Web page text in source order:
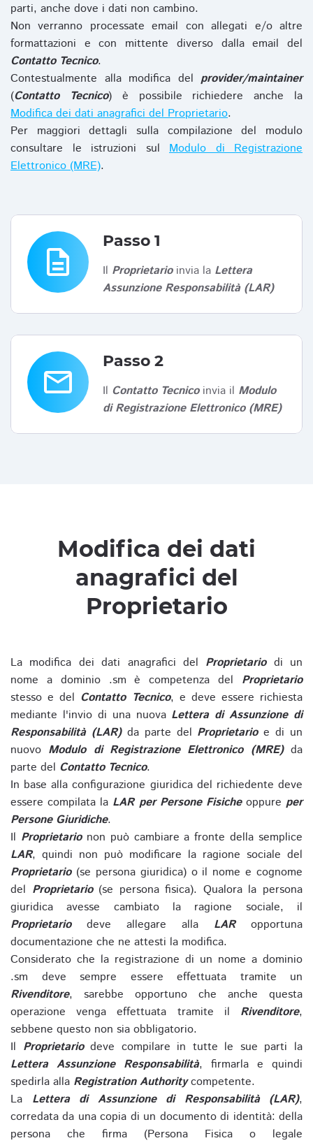
parti, anche dove i dati non cambino.
Non verranno processate email con allegati e/o altre
formattazioni e con mittente diverso dalla email del
Contatto Tecnico.
Contestualmente alla modifica del provider/maintainer
(Contatto Tecnico) è possibile richiedere anche la
Modifica dei dati anagrafici del Proprietario.
Per maggiori dettagli sulla compilazione del modulo
consultare le istruzioni sul Modulo di Registrazione
Elettronico (MRE).
description
Passo 1
Il Proprietarioinvia la Lettera
Assunzione Responsabilità (LAR)
email
Passo 2
Il Contatto Tecnicoinvia il Modulo
di Registrazione Elettronico (MRE)
Modifica dei dati
anagrafici del
Proprietario
La modifica dei dati anagrafici del Proprietariodi un
nome a dominio .sm è competenza del Proprietario
stesso e del Contatto Tecnico, e deve essere richiesta
mediante l'invio di una nuova Lettera di Assunzione di
Responsabilità (LAR)da parte del Proprietarioe di un
nuovo Modulo di Registrazione Elettronico (MRE)da
parte del Contatto Tecnico.
In base alla configurazione giuridica del richiedente deve
essere compilata la LAR per Persone Fisicheoppure per
Persone Giuridiche.
Il Proprietarionon può cambiare a fronte della semplice
LAR, quindi non può modificare la ragione sociale del
Proprietario(se persona giuridica) o il nome e cognome
del Proprietario(se persona fisica). Qualora la persona
giuridica avesse cambiato la ragione sociale, il
Proprietariodeve allegare alla LARopportuna
documentazione che ne attesti la modifica.
Considerato che la registrazione di un nome a dominio
.sm deve sempre essere effettuata tramite un
Rivenditore, sarebbe opportuno che anche questa
operazione venga effettuata tramite il Rivenditore,
sebbene questo non sia obbligatorio.
Il Proprietariodeve compilare in tutte le sue parti la
Lettera Assunzione Responsabilità, firmarla e quindi
spedirla alla Registration Authoritycompetente.
La Lettera di Assunzione di Responsabilità (LAR),
corredata da una copia di un documento di identità: della
persona che firma (Persona Fisica o legale